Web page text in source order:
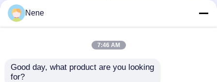
GOYEN Pulse Jet
Valves Gland Bush
Μέγεθος 3" CA/RCA76
M1156 1-1/2' DD,MM,T
σειρά
Nene
7:46 AM
Good day, what product are you looking
for?